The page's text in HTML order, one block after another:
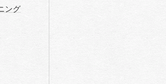
ング